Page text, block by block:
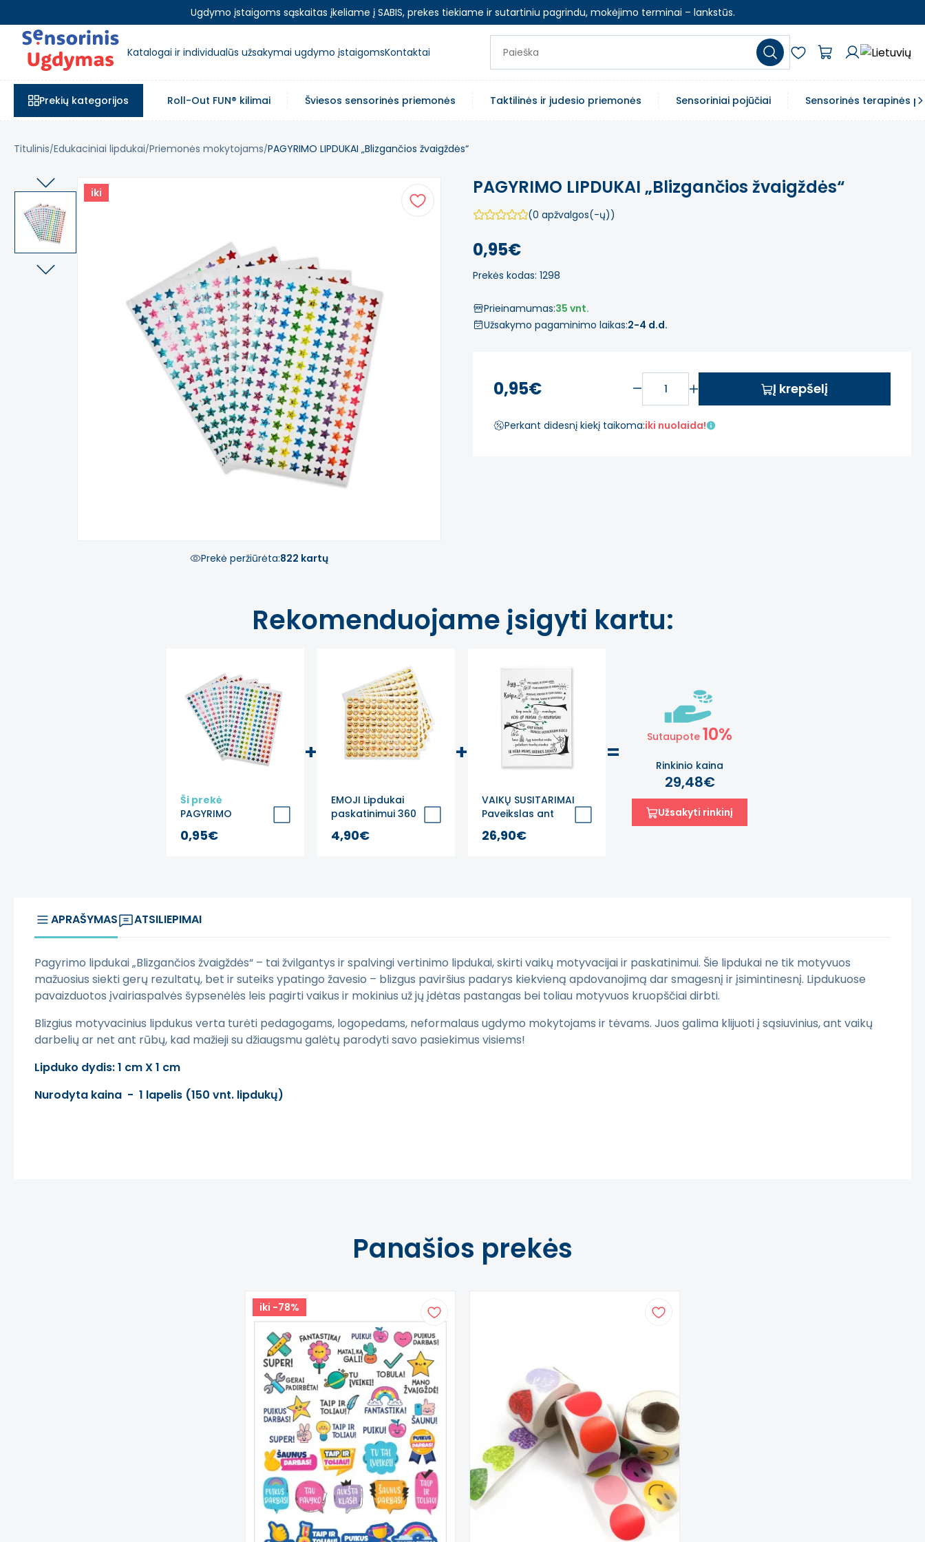
Ugdymo įstaigoms sąskaitas įkeliame į SABIS, prekes tiekiame ir sutartiniu pagrindu, mokėjimo terminai – lankstūs.
Katalogai ir individualūs užsakymai ugdymo įstaigomsKontaktai
Prekių kategorijos Roll-Out FUN® kilimai Šviesos sensorinės priemonės Taktilinės ir judesio priemonės Sensoriniai pojūčiai Sensorinės terapinės
Titulinis Edukaciniai lipdukai Priemonės mokytojams PAGYRIMO LIPDUKAI „Blizgančios žvaigždės“
iki
Prekė peržiūrėta:822 kartų
PAGYRIMO LIPDUKAI „Blizgančios žvaigždės“
(0 apžvalgos(-ų))
0,95€
Prekės kodas: 1298
Prieinamumas:35 vnt.
Užsakymo pagaminimo laikas:2-4 d.d.
0,95€ Į krepšelį
Perkant didesnį kiekį taikoma:iki nuolaida!
Rekomenduojame įsigyti kartu:
Ši prekė
PAGYRIMO
LIPDUKAI
„Blizgančios
0,95€
+
EMOJI Lipdukai
paskatinimui 360
vnt.
4,90€
+
VAIKŲ SUSITARIMAI
Paveikslas ant
drobės
26,90€
=
Sutaupote 10%
Rinkinio kaina
29,48€
Užsakyti rinkinį
APRAŠYMAS ATSILIEPIMAI
Pagyrimo lipdukai „Blizgančios žvaigždės“ – tai žvilgantys ir spalvingi vertinimo lipdukai, skirti vaikų motyvacijai ir paskatinimui. Šie lipdukai ne tik motyvuos
mažuosius siekti gerų rezultatų, bet ir suteiks ypatingo žavesio – blizgus paviršius padarys kiekvieną apdovanojimą dar smagesnį ir įsimintinesnį. Lipdukuose
pavaizduotos įvairiaspalvės šypsenėlės leis pagirti vaikus ir mokinius už jų įdėtas pastangas bei toliau motyvuos kruopščiai dirbti.
Blizgius motyvacinius lipdukus verta turėti pedagogams, logopedams, neformalaus ugdymo mokytojams ir tėvams. Juos galima klijuoti į sąsiuvinius, ant vaikų
darbelių ar net ant rūbų, kad mažieji su džiaugsmu galėtų parodyti savo pasiekimus visiems!
Lipduko dydis: 1 cm X 1 cm
Nurodyta kaina - 1 lapelis (150 vnt. lipdukų)
Panašios prekės
iki -78%